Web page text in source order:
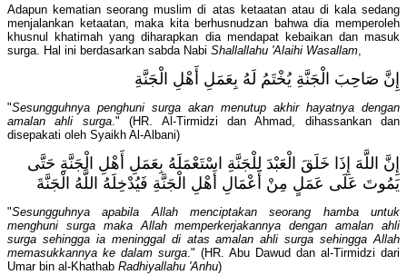
Adapun kematian seorang muslim di atas ketaatan atau di kala sedang
menjalankan ketaatan, maka kita berhusnudzan bahwa dia memperoleh
khusnul khatimah yang diharapkan dia mendapat kebaikan dan masuk
surga. Hal ini berdasarkan sabda Nabi Shallallahu 'Alaihi Wasallam,
إِنَّ صَاحِبَ الْجَنَّةِ يُخْتَمُ لَهُ بِعَمَلِ أَهْلِ الْجَنَّةِ
"Sesungguhnya penghuni surga akan menutup akhir hayatnya dengan
amalan ahli surga." (HR. Al-Tirmidzi dan Ahmad, dihassankan dan
disepakati oleh Syaikh Al-Albani)
إِنَّ اللَّهَ إِذَا خَلَقَ الْعَبْدَ لِلْجَنَّةِ اسْتَعْمَلَهُ بِعَمَلِ أَهْلِ الْجَنَّةِ حَتَّى
يَمُوتَ عَلَى عَمَلٍ مِنْ أَعْمَالِ أَهْلِ الْجَنَّةِ فَيُدْخِلَهُ اللَّهُ الْجَنَّةَ
"Sesungguhnya apabila Allah menciptakan seorang hamba untuk
menghuni surga maka Allah memperkerjakannya dengan amalan ahli
surga sehingga ia meninggal di atas amalan ahli surga sehingga Allah
memasukkannya ke dalam surga." (HR. Abu Dawud dan al-Tirmidzi dari
Umar bin al-Khathab Radhiyallahu 'Anhu)